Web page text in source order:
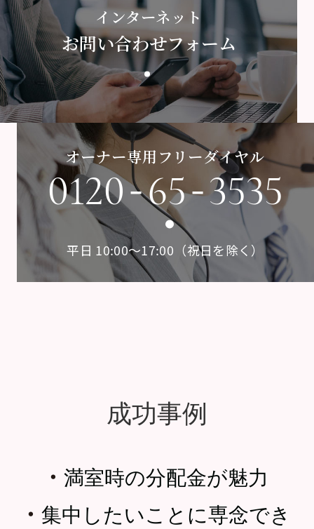
インターネット
お問い合わせフォーム
オーナー専用フリーダイヤル
0120-65-3535
平日 10:00〜17:00（祝日を除く）
成功事例
・ 満室時の分配金が魅力
・ 集中したいことに専念でき